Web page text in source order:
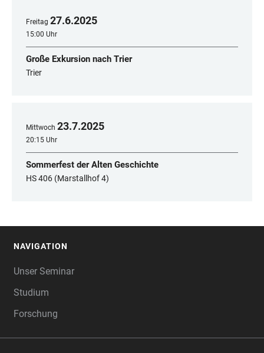
Freitag 27.6.2025
15:00 Uhr
Große Exkursion nach Trier
Trier
Mittwoch 23.7.2025
20:15 Uhr
Sommerfest der Alten Geschichte
HS 406 (Marstallhof 4)
NAVIGATION
Unser Seminar
Studium
Forschung